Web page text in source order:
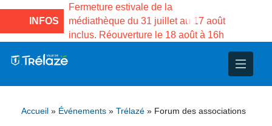
INFOS
la Maison des
de Gama du
Fermeture estivale de la
médiathèque du 31 juillet au 17 août
inclus. Réouverture le 18 août à 16h
Projets
Accueil » Événements » Trélazé » Forum des associations